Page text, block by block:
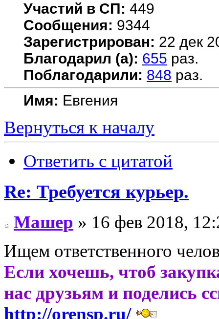
Участий в СП: 449
Сообщения: 9344
Зарегистрирован: 22 дек
Благодарил (а): 655 раз.
Поблагодарили: 848 раз.
Имя: Евгения
Вернуться к началу
Ответить с цитатой
Re: Требуется курьер.
Машер » 16 фев 2018,
Ищем ответственного
Если хочешь, чтоб
нас друзьям и поделись
http://orensp.ru/